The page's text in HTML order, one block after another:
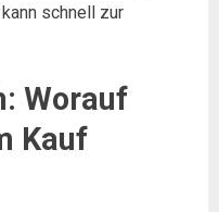
schnell zur
Worauf
Kauf